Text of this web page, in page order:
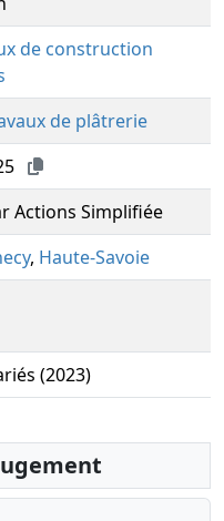
de construction
de plâtrerie
Actions Simplifiée
, Haute-Savoie
(2023)